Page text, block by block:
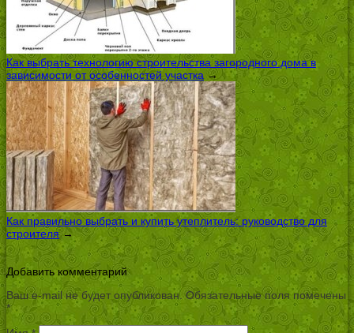
Как выбрать технологию строительства загородного дома в
зависимости от особенностей участка →
Как правильно выбрать и купить утеплитель: руководство для
строителя→
Добавить комментарий
Ваш e-mail не будет опубликован. Обязательные поля помечены
*